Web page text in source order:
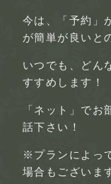
今は、「予約」
が簡単が良いと
いつでも、どん
すすめします！
「ネット」でお
話下さい！
※プランによっ
場合もございま